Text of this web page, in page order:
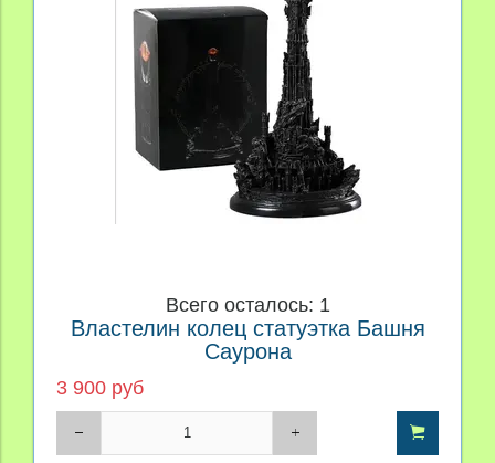
Всего осталось: 1
Властелин колец статуэтка Башня
Саурона
3 900 руб